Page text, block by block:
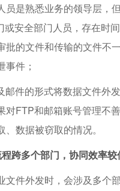
员是熟悉业务的领导层，
或安全部门人员，存在时
批的文件和传输的文件不
事件；
邮件的形式将数据文件外
对FTP和邮箱账号管理不
、数据被窃取的情况。
跨多个部门，协同效率较
文件外发时，会涉及多个